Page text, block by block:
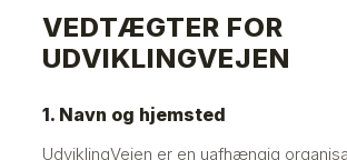
VEDTÆGTER FOR
UDVIKLINGVEJEN
​1. Navn og hjemsted
UdviklingVejen er en uafhængig